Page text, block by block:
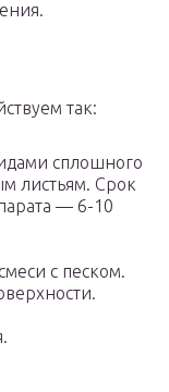
так:
сплошного
листьям. Срок
— 6-10
с песком.